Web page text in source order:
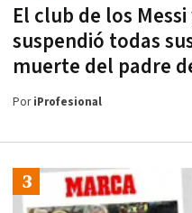
El club de los
suspendió todas
muerte del padre
PoriProfesional